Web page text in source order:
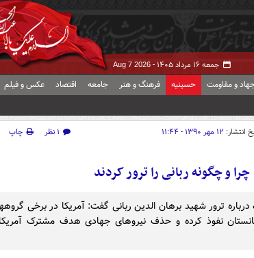
جمعه ۱۶ مرداد ۱۴۰۵ - Aug 7 2026
و مقاومت حسینیه فرهنگ و هنر جامعه اقتصاد عکس و فیلم
انتشار: ۱۲ مهر ۱۳۹۰ - ۱۱:۴۴ ۱ نظر
چاپ
چرا و چگونه ربانی را ترور کردند
ترور شهید برهان الدین ربانی گفت: آمریکا در برخی
نفوذ کرده و حذف نیروهای جهادی هدف مشترک